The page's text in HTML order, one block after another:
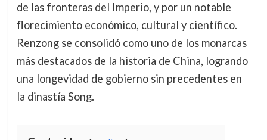
de las fronteras del Imperio, y por un notable
florecimiento económico, cultural y científico.
Renzong se consolidó como uno de los monarcas
más destacados de la historia de China, logrando
una longevidad de gobierno sin precedentes en
la dinastía Song.